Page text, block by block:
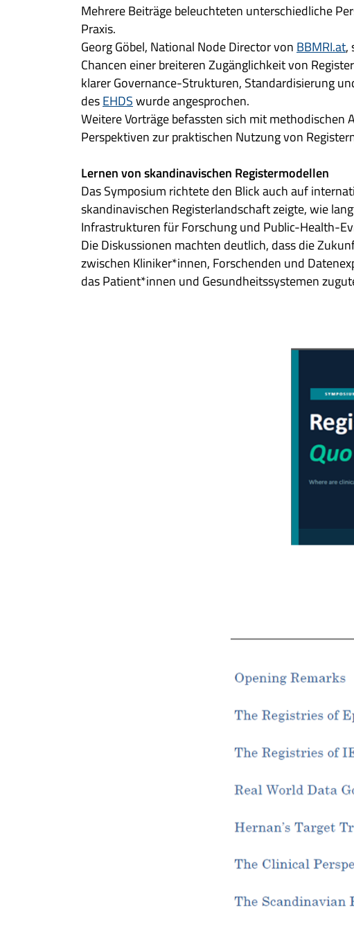
Mehrere Beiträge beleuchteten unterschiedliche
Praxis.
Georg Göbel, National Node Director von BBMRI.at,
Chancen einer breiteren Zugänglichkeit von
klarer Governance-Strukturen, Standardisierung
desEHDSwurde angesprochen.
Weitere Vorträge befassten sich mit
Perspektiven zur praktischen Nutzung von
Lernen von skandinavischen Registermodellen
Das Symposium richtete den Blick auch auf
skandinavischen Registerlandschaft zeigte, wie
Infrastrukturen für Forschung und Public-Health-
Die Diskussionen machten deutlich, dass die
zwischen Kliniker*innen, Forschenden und
das Patient*innen und Gesundheitssystemen